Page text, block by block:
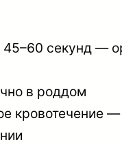
секунд —
в роддом
кровотечение